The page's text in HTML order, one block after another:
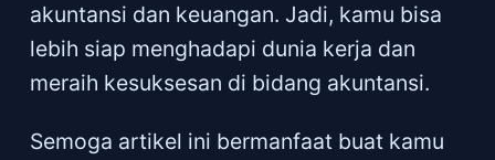
akuntansi dan keuangan. Jadi, kamu bisa
lebih siap menghadapi dunia kerja dan
meraih kesuksesan di bidang akuntansi.
Semoga artikel ini bermanfaat buat kamu